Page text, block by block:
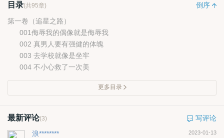
目录(共95章)
倒序
第一卷（追星之路）
001侮辱我的偶像就是侮辱我
002 真男人要有强健的体魄
003 去学校就像是坐牢
004 不小心救了一次美
更多目录
最新评论(3)
写评论
浪********
2023-01-13